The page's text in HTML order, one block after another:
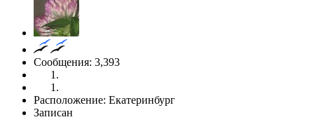
Сообщения: 3,393
Расположение: Екатеринбург
Записан